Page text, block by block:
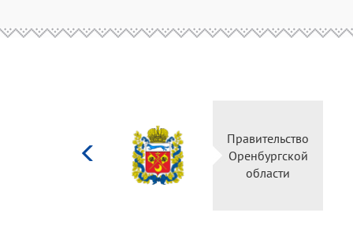
Правительство
Оренбургской
области